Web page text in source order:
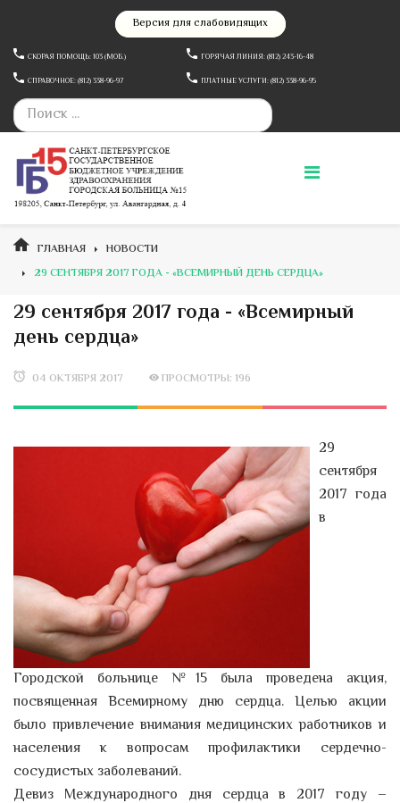
Версия для слабовидящих
СКОРАЯ ПОМОЩЬ: 103 (МОБ.)
СПРАВОЧНОЕ: (812) 338-96-97
ГОРЯЧАЯ ЛИНИЯ: (812) 243-16-48
ПЛАТНЫЕ УСЛУГИ: (812) 338-96-95
ГЛАВНАЯ
НОВОСТИ
29 СЕНТЯБРЯ 2017 ГОДА - «ВСЕМИРНЫЙ ДЕНЬ СЕРДЦА»
29 сентября 2017 года - «Всемирный
день сердца»
04 ОКТЯБРЯ 2017 ПРОСМОТРЫ: 196
29
сентября
2017 года
в
Городской больнице №15 была проведена акция,
посвященная Всемирному дню сердца. Целью акции
было привлечение внимания медицинских работников и
населения к вопросам профилактики сердечно-
сосудистых заболеваний.
Девиз Международного дня сердца в 2017 году –